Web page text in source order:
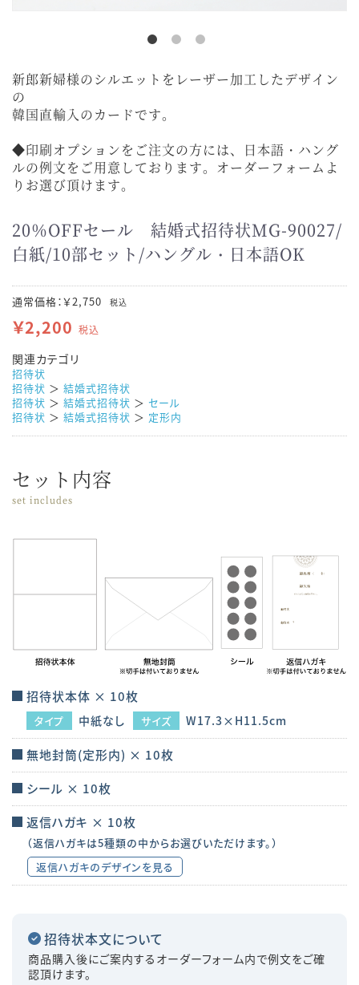
新郎新婦様のシルエットをレーザー加工したデザイン
の
韓国直輸入のカードです。
◆印刷オプションをご注文の方には、日本語・ハング
ルの例文をご用意しております。オーダーフォームよ
りお選び頂けます。
20％OFFセール 結婚式招待状MG-90027/
白紙/10部セット/ハングル・日本語OK
通常価格：￥2,750 税込
￥2,200 税込
関連カテゴリ
招待状
招待状 ＞ 結婚式招待状
招待状 ＞ 結婚式招待状 ＞ セール
招待状 ＞ 結婚式招待状 ＞ 定形内
セット内容
set includes
招待状本体 × 10枚
タイプ 中紙なし サイズ W17.3×H11.5cm
無地封筒(定形内) × 10枚
シール × 10枚
返信ハガキ × 10枚
（返信ハガキは5種類の中からお選びいただけます。）
返信ハガキのデザインを見る
招待状本文について
商品購入後にご案内するオーダーフォーム内で例文をご確
認頂けます。